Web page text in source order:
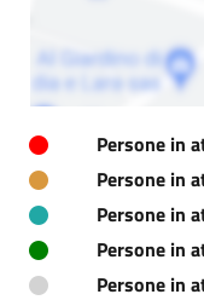
Persone in
Persone in
Persone in
Persone in
Persone in